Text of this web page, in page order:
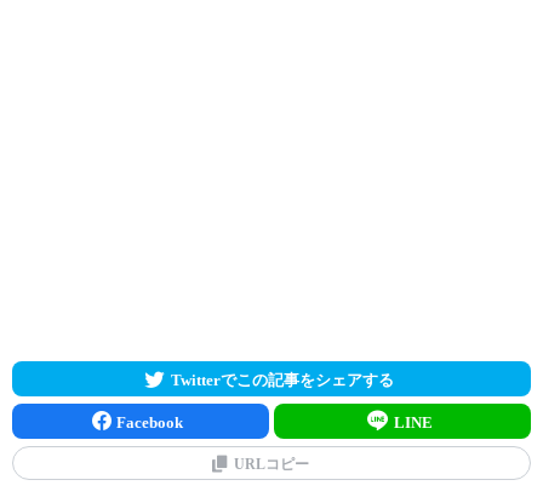
Twitterでこの記事をシェアする
Facebook LINE
URLコピー